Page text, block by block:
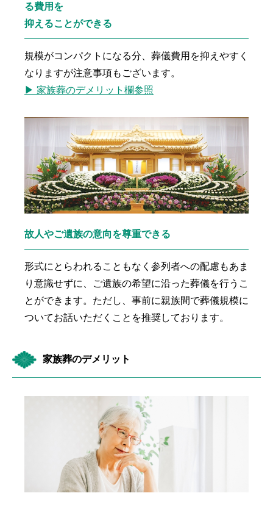
る費用を
抑えることができる
規模がコンパクトになる分、葬儀費用を抑えやすく
なりますが注意事項もございます。
▶ 家族葬のデメリット欄参照
故人やご遺族の意向を尊重できる
形式にとらわれることもなく参列者への配慮もあま
り意識せずに、ご遺族の希望に沿った葬儀を行うこ
とができます。ただし、事前に親族間で葬儀規模に
ついてお話いただくことを推奨しております。
家族葬のデメリット